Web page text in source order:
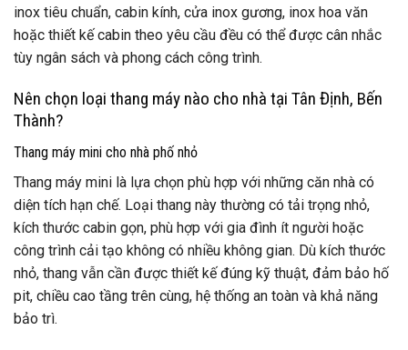
inox tiêu chuẩn, cabin kính, cửa inox gương, inox hoa văn
hoặc thiết kế cabin theo yêu cầu đều có thể được cân nhắc
tùy ngân sách và phong cách công trình.
Nên chọn loại thang máy nào cho nhà tại Tân Định, Bến
Thành?
Thang máy mini cho nhà phố nhỏ
Thang máy mini là lựa chọn phù hợp với những căn nhà có
diện tích hạn chế. Loại thang này thường có tải trọng nhỏ,
kích thước cabin gọn, phù hợp với gia đình ít người hoặc
công trình cải tạo không có nhiều không gian. Dù kích thước
nhỏ, thang vẫn cần được thiết kế đúng kỹ thuật, đảm bảo hố
pit, chiều cao tầng trên cùng, hệ thống an toàn và khả năng
bảo trì.